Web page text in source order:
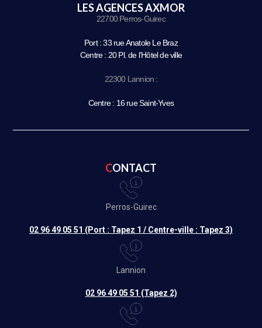
LES AGENCES AXMOR
22700 Perros-Guirec
Port : 33 rue Anatole Le Braz
Centre : 20 Pl. de l’Hôtel de ville
22300 Lannion :
Centre : 16 rue Saint-Yves
CONTACT
Perros-Guirec
02 96 49 05 51 (Port : Tapez 1 / Centre-ville : Tapez 3)
Lannion
02 96 49 05 51 (Tapez 2)